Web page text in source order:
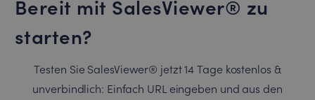
Bereit mit SalesViewer® zu
starten?
Testen Sie SalesViewer® jetzt 14 Tage kostenlos &
unverbindlich: Einfach URL eingeben und aus den